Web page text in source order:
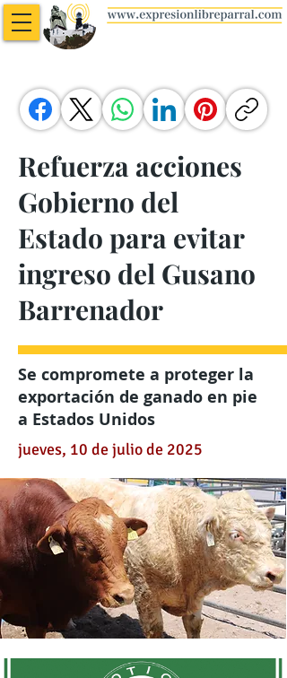
Refuerza acciones
Gobierno del
Estado para evitar
ingreso del Gusano
Barrenador
Se compromete a proteger la
exportación de ganado en pie
a Estados Unidos
jueves, 10 de julio de 2025